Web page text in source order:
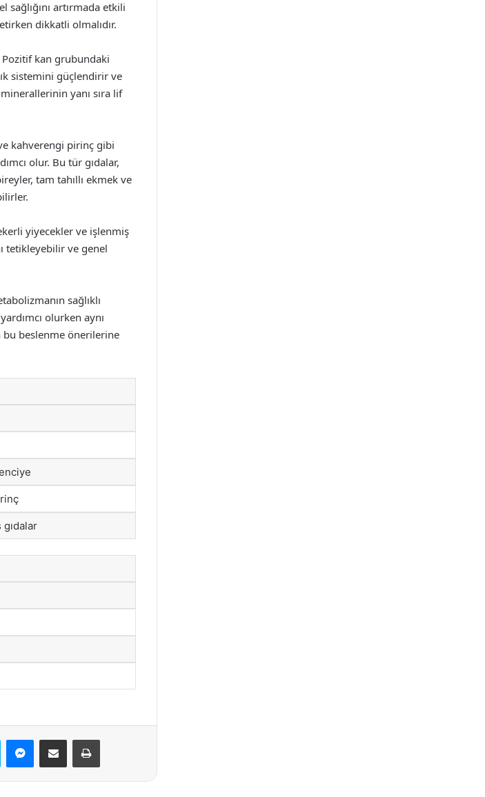
sağlığını artırmada etkili
dikkatli olmalıdır.
Pozitif kan grubundaki
sistemini güçlendirir ve
yanı sıra lif
kahverengi pirinç gibi
olur. Bu tür gıdalar,
tam tahıllı ekmek ve
yiyecekler ve işlenmiş
tetikleyebilir ve genel
sağlıklı
olurken aynı
bu beslenme önerilerine
Skype Messenger
E-Posta ile paylaş Yazdır